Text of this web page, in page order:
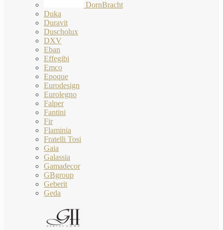
DornBracht
Duka
Duravit
Duscholux
DXV
Eban
Effegibi
Emco
Epoque
Eurodesign
Eurolegno
Falper
Fantini
Fir
Flaminia
Fratelli Tosi
Gaia
Galassia
Gamadecor
GBgroup
Geberit
Geda